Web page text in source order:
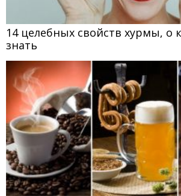
14 целебных свойств хурмы, о
знать